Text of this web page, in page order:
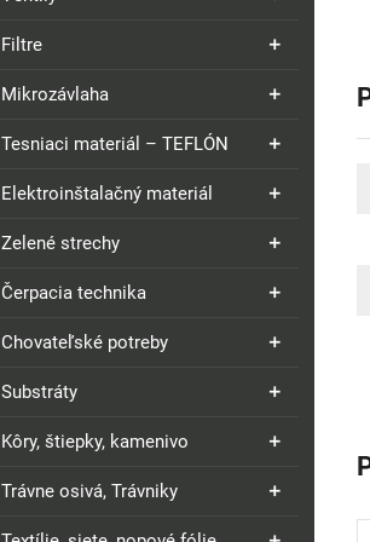
Filtre
Mikrozávlaha
Tesniaci materiál – TEFLÓN
Elektroinštalačný materiál
Zelené strechy
Čerpacia technika
Chovateľské potreby
Substráty
Kôry, štiepky, kamenivo
Trávne osivá, Trávniky